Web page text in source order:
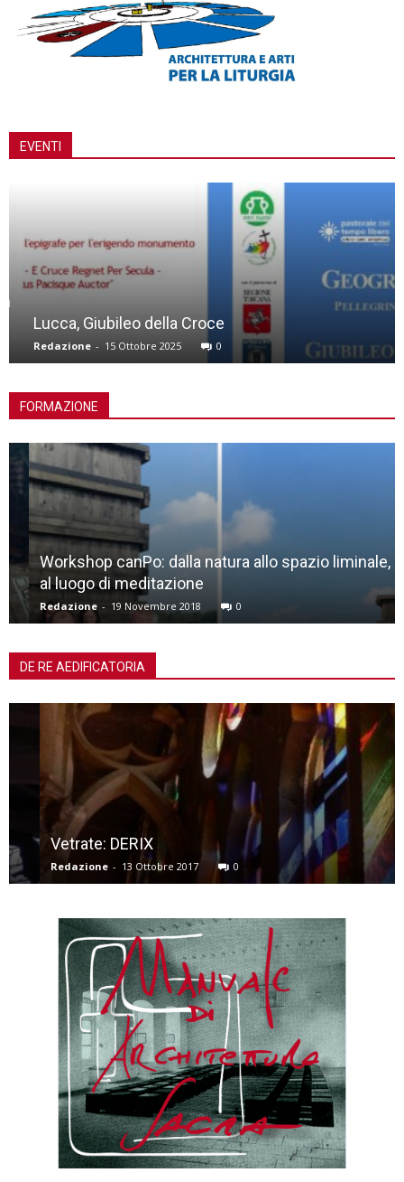
EVENTI
Lucca, Giubileo della Croce
Redazione - 15 Ottobre 2025 0
FORMAZIONE
Workshop canPo: dalla natura allo spazio liminale,
al luogo di meditazione
Redazione - 19 Novembre 2018 0
DE RE AEDIFICATORIA
Vetrate: DERIX
Redazione - 13 Ottobre 2017